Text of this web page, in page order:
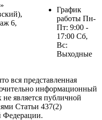
6,
График
работы Пн-
Пт: 9:00 -
17:00 Сб,
Вс:
Выходные
вся представленная
информационный
является публичной
Статьи 437(2)
Федерации.